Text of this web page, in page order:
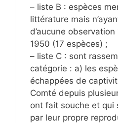
– liste B : espèces
littérature mais
d’aucune
1950 (17 espèces) ;
– liste C : sont
catégorie : a) les
échappées de
Comté depuis
ont fait souche et qui
par leur propre